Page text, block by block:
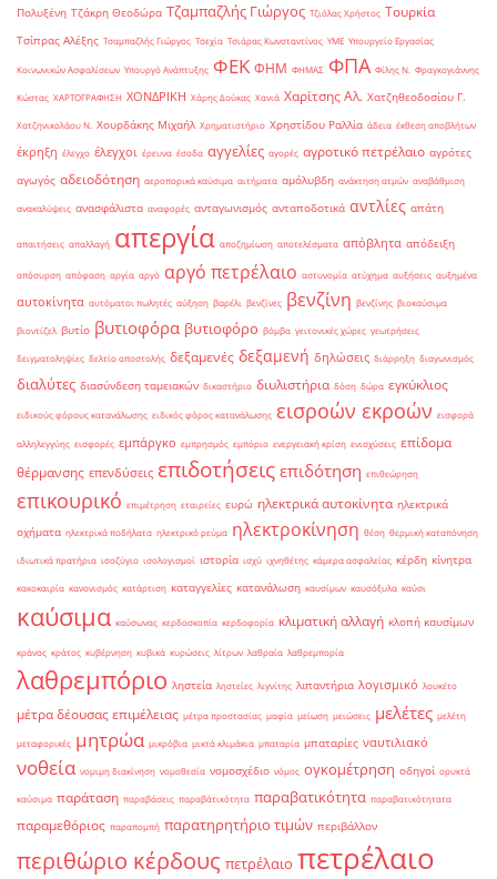
Πολυξένη Τζάκρη Θεοδώρα Τζαμπαζλής Γιώργος Τζιόλας Χρήστος Τουρκία
Τσίπρας Αλέξης Τσαμπαζλής Γιώργος Τσεχία Τσιάρας Κωνσταντίνος ΥΜΕ Υπουργείο Εργασίας
Κοινωνικών Ασφαλίσεων Υπουργό Ανάπτυξης ΦΕΚ ΦΗΜ ΦΗΜΑΣ ΦΠΑ Φίλης Ν. Φραγκογιάννης
Κώστας ΧΑΡΤΟΓΡΑΦΗΣΗ ΧΟΝΔΡΙΚΗ Χάρης Δούκας Χανιά Χαρίτσης Αλ. Χατζηθεοδοσίου Γ.
Χατζηνικολάου Ν. Χουρδάκης Μιχαήλ Χρηματιστήριο Χρηστίδου Ραλλία άδεια έκθεση αποβλήτων
έκρηξη έλεγχο έλεγχοι έρευνα έσοδα αγγελίες αγορές αγροτικό πετρέλαιο αγρότες
αγωγός αδειοδότηση αεροπορικά καύσιμα αιτήματα αμόλυβδη ανάκτηση ατμών αναβάθμιση
ανακαλύψεις ανασφάλιστα αναφορές ανταγωνισμός ανταποδοτικά αντλίες απάτη
απαιτήσεις απαλλαγή απεργία αποζημίωση αποτελέσματα απόβλητα απόδειξη
απόσυρση απόφαση αργία αργό αργό πετρέλαιο αστυνομία ατύχημα αυξήσεις αυξημένα
αυτοκίνητα αυτόματοι πωλητές αύξηση βαρέλι βενζίνες βενζίνη βενζίνης βιοκαύσιμα
βιοντίζελ βυτίο βυτιοφόρα βυτιοφόρο βόμβα γειτονικές χώρες γεωτρήσεις
δειγματοληψίες δελτίο αποστολής δεξαμενές δεξαμενή δηλώσεις διάρρηξη διαγωνισμός
διαλύτες διασύνδεση ταμειακών δικαστήριο διυλιστήρια δόση δώρα εγκύκλιος
ειδικούς φόρους κατανάλωσης ειδικός φόρος κατανάλωσης εισροών εκροών εισφορά
αλληλεγγύης εισφορές εμπάργκο εμπρησμός εμπόριο ενεργειακή κρίση ενισχύσεις επίδομα
θέρμανσης επενδύσεις επιδοτήσεις επιδότηση επιθεώρηση
επικουρικό επιμέτρηση εταιρείες ευρώ ηλεκτρικά αυτοκίνητα ηλεκτρικά
οχήματα ηλεκτρικά ποδήλατα ηλεκτρικό ρεύμα ηλεκτροκίνηση θέση θερμική καταπόνηση
ιδιωτικά πρατήρια ισοζύγιο ισολογισμοί ιστορία ισχύ ιχνηθέτης κάμερα ασφαλείας κέρδη κίνητρα
κακοκαιρία κανονισμός κατάρτιση καταγγελίες κατανάλωση καυσίμων καυσόξυλα καύσι
καύσιμα καύσωνας κερδοσκοπία κερδοφορία κλιματική αλλαγή κλοπή καυσίμων
κράνος κράτος κυβέρνηση κυβικά κυρώσεις λίτρων λαθραία λαθρεμπορία
λαθρεμπόριο ληστεία ληστείες λιγνίτης λιπαντήρια λογισμικό λουκέτο
μέτρα δέουσας επιμέλειας μέτρα προστασίας μαφία μείωση μειώσεις μελέτες μελέτη
μεταφορικές μητρώα μικρόβια μικτά κλιμάκια μπαταρία μπαταρίες ναυτιλιακό
νοθεία νομιμη διακίνηση νομοθεσία νομοσχέδιο νόμος ογκομέτρηση οδηγοί ορυκτά
καύσιμα παράταση παραβάσεις παραβάτικότητα παραβατικότητα παραβατικότητατα
παραμεθόριος παραπομπή παρατηρητήριο τιμών περιβάλλον
περιθώριο κέρδους πετρέλαιο πετρέλαιο